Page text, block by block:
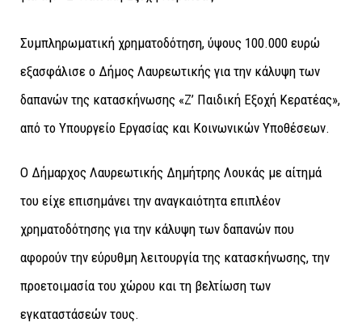
Συμπληρωματική χρηματοδότηση, ύψους 100.000 ευρώ
εξασφάλισε ο Δήμος Λαυρεωτικής για την κάλυψη των
δαπανών της κατασκήνωσης «Ζ’ Παιδική Εξοχή Κερατέας»,
από το Υπουργείο Εργασίας και Κοινωνικών Υποθέσεων.
Ο Δήμαρχος Λαυρεωτικής Δημήτρης Λουκάς με αίτημά
του είχε επισημάνει την αναγκαιότητα επιπλέον
χρηματοδότησης για την κάλυψη των δαπανών που
αφορούν την εύρυθμη λειτουργία της κατασκήνωσης, την
προετοιμασία του χώρου και τη βελτίωση των
εγκαταστάσεών τους.